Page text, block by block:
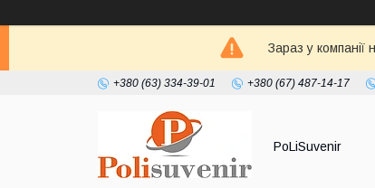
Зараз у
+380 (63) 334-39-01 +380 (67) 487-14-17
PoLiSuvenir